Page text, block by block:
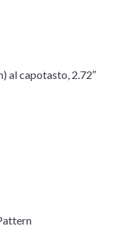
al capotasto, 2.72″